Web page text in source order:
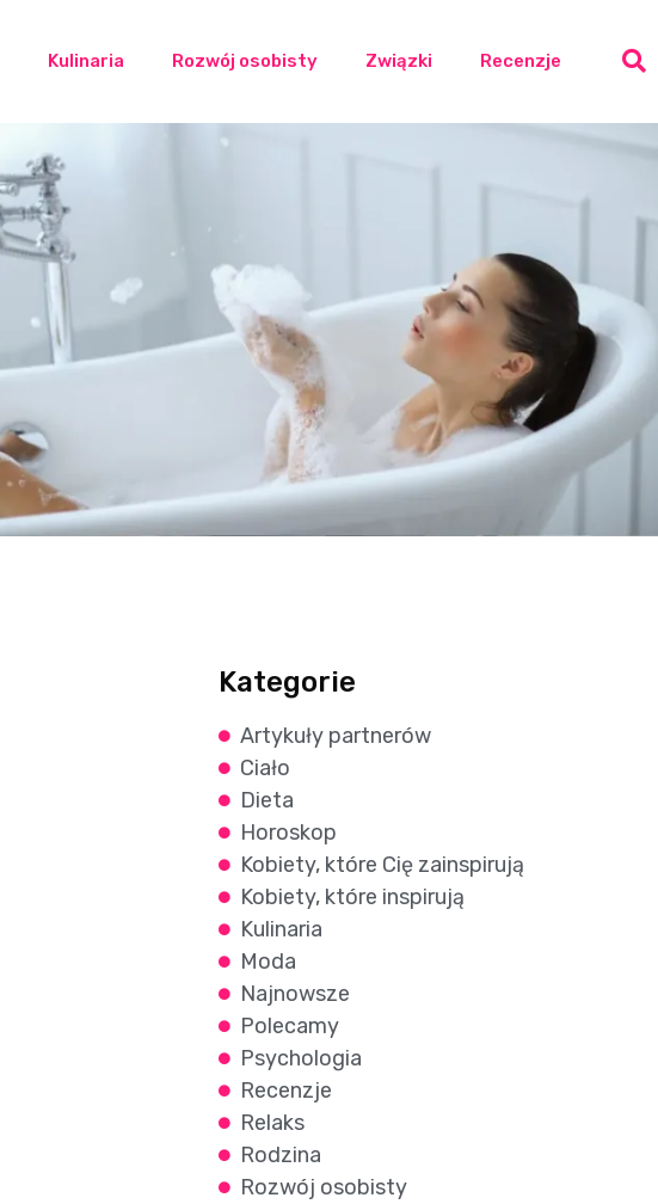
Kulinaria Rozwój osobisty Związki Recenzje
Kategorie
Artykuły partnerów
Ciało
Dieta
Horoskop
Kobiety, które Cię zainspirują
Kobiety, które inspirują
Kulinaria
Moda
Najnowsze
Polecamy
Psychologia
Recenzje
Relaks
Rodzina
Rozwój osobisty